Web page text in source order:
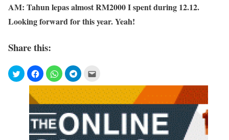
AM: Tahun lepas almost RM2000 I spent during 12.12.
Looking forward for this year. Yeah!
Share this: